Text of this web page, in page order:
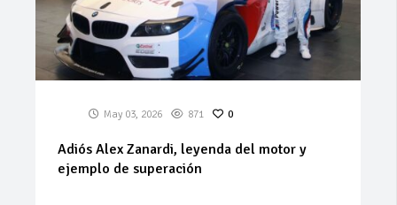
May 03, 2026 871 0
Adiós Alex Zanardi, leyenda del motor y
ejemplo de superación